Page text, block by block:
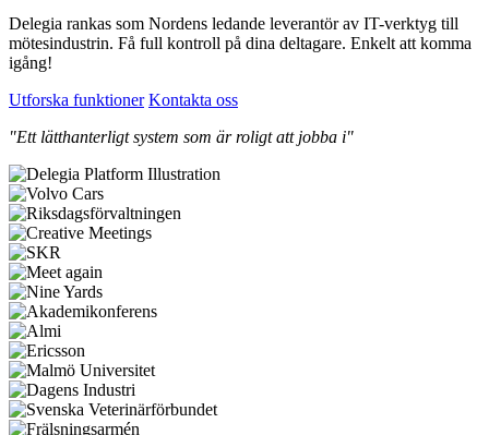
Delegia rankas som Nordens ledande leverantör av IT-verktyg till
mötesindustrin. Få full kontroll på dina deltagare. Enkelt att komma
igång!
Utforska funktioner Kontakta oss
"Ett lätthanterligt system som är roligt att jobba i"